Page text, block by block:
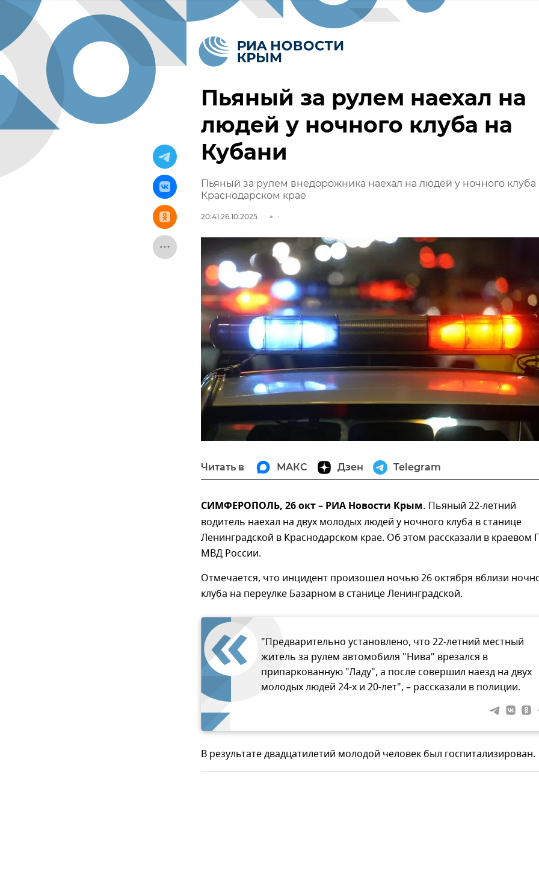
Пьяный за рулем наехал на
людей у ночного клуба на
Кубани
Пьяный за рулем внедорожника наехал на людей у ночного клуба
Краснодарском крае
20:41 26.10.2025
Читать в МАКС Дзен Telegram
СИМФЕРОПОЛЬ, 26 окт – РИА Новости Крым. Пьяный 22-летний
водитель наехал на двух молодых людей у ночного клуба в станице
Ленинградской в Краснодарском крае. Об этом рассказали в краевом
МВД России.
Отмечается, что инцидент произошел ночью 26 октября вблизи
клуба на переулке Базарном в станице Ленинградской.
"Предварительно установлено, что 22-летний местный
житель за рулем автомобиля "Нива" врезался в
припаркованную "Ладу", а после совершил наезд на двух
молодых людей 24-х и 20-лет", – рассказали в полиции.
В результате двадцатилетий молодой человек был госпитализирован.